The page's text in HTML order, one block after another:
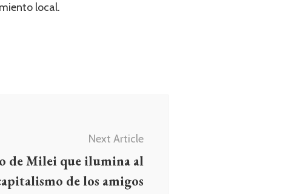
local.
Next Article
de Milei que ilumina al
de los amigos